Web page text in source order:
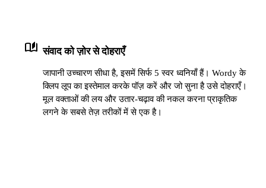
auto_stories संवाद को ज़ोर से दोहराएँ
जापानी उच्चारण सीधा है, इसमें सिर्फ 5 स्वर ध्वनियाँ हैं। Wordy के
क्लिप लूप का इस्तेमाल करके पॉज़ करें और जो सुना है उसे दोहराएँ।
मूल वक्ताओं की लय और उतार-चढ़ाव की नकल करना प्राकृतिक
लगने के सबसे तेज़ तरीकों में से एक है।